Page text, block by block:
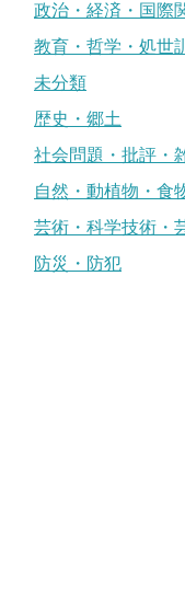
政治・経済・国際
教育・哲学・処世
未分類
歴史・郷土
社会問題・批評・
自然・動植物・食
芸術・科学技術・
防災・防犯